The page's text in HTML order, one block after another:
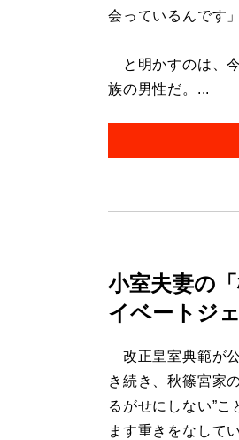
会っているんです」
と明かすのは、
族の男性だ。...
小室夫妻の
イベートジ
改正皇室典範が
き続き、秋篠宮家
るがせにしない”
ます重きをなして